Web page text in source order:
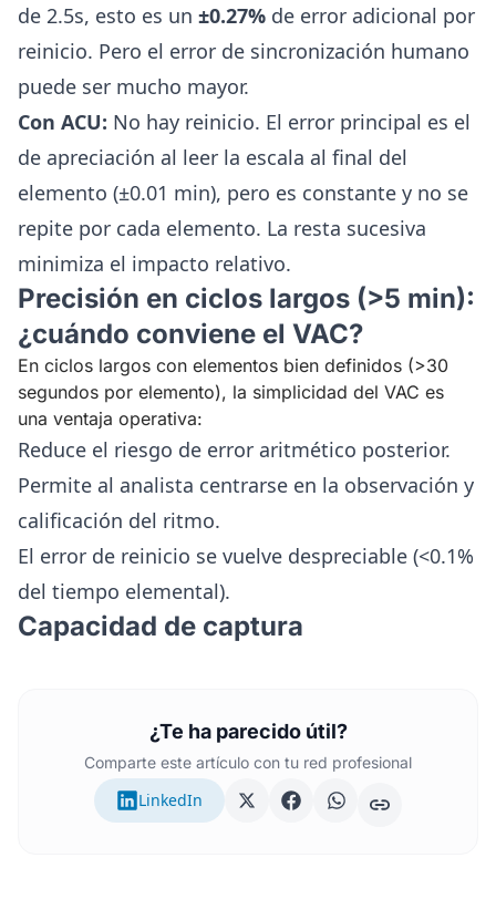
de 2.5s, esto es un ±0.27% de error adicional por
reinicio. Pero el error de sincronización humano
puede ser mucho mayor.
Con ACU: No hay reinicio. El error principal es el
de apreciación al leer la escala al final del
elemento (±0.01 min), pero es constante y no se
repite por cada elemento. La resta sucesiva
minimiza el impacto relativo.
Precisión en ciclos largos (>5 min):
¿cuándo conviene el VAC?
En ciclos largos con elementos bien definidos (>30
segundos por elemento), la simplicidad del VAC es
una ventaja operativa:
Reduce el riesgo de error aritmético posterior.
Permite al analista centrarse en la observación y
calificación del ritmo.
El error de reinicio se vuelve despreciable (<0.1%
del tiempo elemental).
Capacidad de captura
¿Te ha parecido útil?
Comparte este artículo con tu red profesional
LinkedIn